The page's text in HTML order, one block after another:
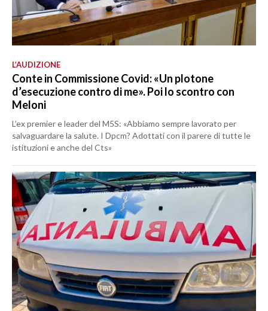
L’AUDIZIONE
Conte in Commissione Covid: «Un plotone
d’esecuzione contro di me». Poi lo scontro con
Meloni
L’ex premier e leader del M5S: «Abbiamo sempre lavorato per
salvaguardare la salute. I Dpcm? Adottati con il parere di tutte le
istituzioni e anche del Cts»